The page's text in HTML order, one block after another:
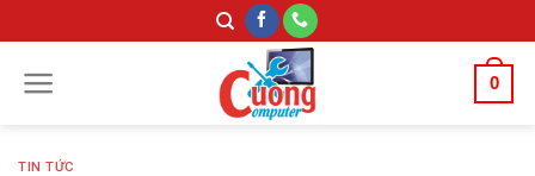
to
content
0
TIN TỨC